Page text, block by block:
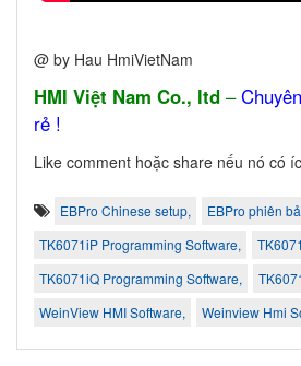
@ by Hau HmiVietNam
HMI Việt Nam Co., ltd –
rẻ !
Like comment hoặc share nếu nó có
EBPro Chinese setup,
EBPro phiên
TK6071iP Programming Software,
TK6071iQ Programming Software,
WeinView HMI Software,
Weinview Hmi